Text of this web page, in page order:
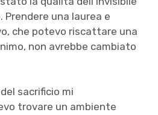
una laurea e
che potevo riscattare una
non avrebbe cambiato
sacrificio mi
trovare un ambiente